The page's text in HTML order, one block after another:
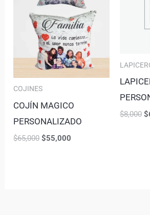
COJINES
COJÍN MAGICO
PERSONALIZADO
$65,000 $55,000
$8,000 $